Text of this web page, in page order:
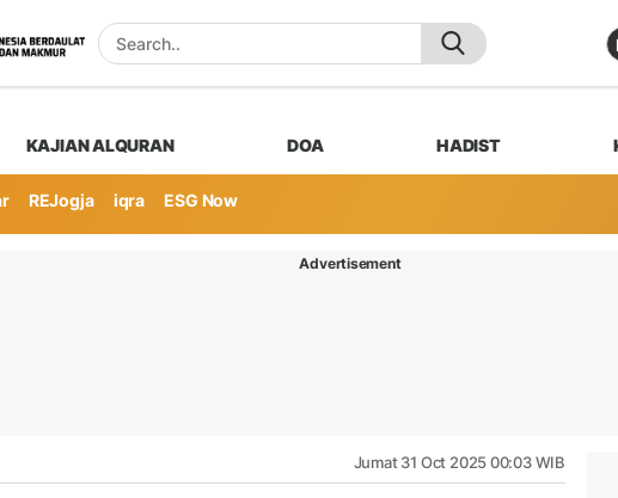
KAJIAN ALQURAN DOA HADIST
REJogja iqra ESG Now
Advertisement
Jumat 31 Oct 2025 00:03 WIB